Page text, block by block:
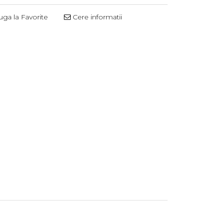
la Favorite Cere informatii